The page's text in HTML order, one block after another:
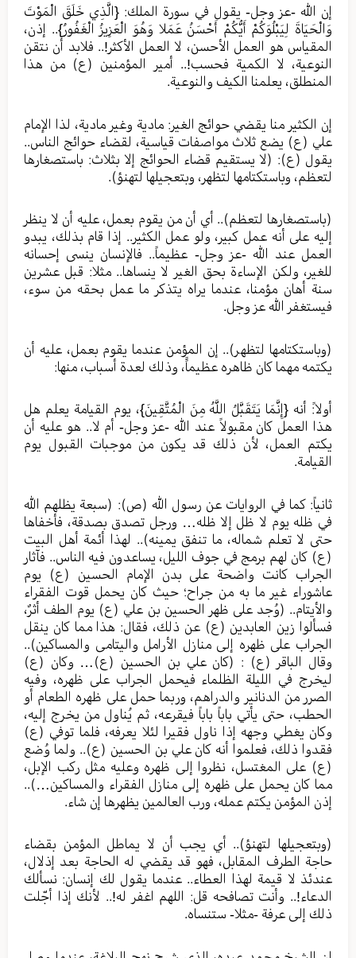
إن الله -عز وجل- يقول في سورة الملك: {الَّذِي خَلَقَ الْمَوْتَ
وَالْحَيَاةَ لِيَبْلُوَكُمْ أَيُّكُمْ أَحْسَنُ عَمَلا وَهُوَ الْعَزِيزُ الْغَفُورُ}.. إذن،
المقياس هو العمل الأحسن، لا العمل الأكثر!.. فلابد أن نتقن
النوعية، لا الكمية فحسب!.. أمير المؤمنين (ع) من هذا
المنطلق، يعلمنا الكيف والنوعية.
إن الكثير منا يقضي حوائج الغير: مادية وغير مادية، لذا الإمام
علي (ع) يضع ثلاث مواصفات قياسية، لقضاء حوائج الناس..
يقول (ع): (لا يستقيم قضاء الحوائج إلا بثلاث: باستصغارها
لتعظم، وباستكتامها لتظهر، وبتعجيلها لتهنؤ).
(باستصغارها لتعظم).. أي أن من يقوم بعمل، عليه أن لا ينظر
إليه على أنه عمل كبير، ولو عمل الكثير.. إذا قام بذلك، يبدو
العمل عند الله -عز وجل- عظيماً.. فالإنسان ينسى إحسانه
للغير، ولكن الإساءة بحق الغير لا ينساها.. مثلا: قبل عشرين
سنة أهان مؤمنا، عندما يراه يتذكر ما عمل بحقه من سوء،
فيستغفر الله عز وجل.
(وباستكتامها لتظهر).. إن المؤمن عندما يقوم بعمل، عليه أن
يكتمه مهما كان ظاهره عظيماًً، وذلك لعدة أسباب، منها:
أولا:ً أنه {إِنَّمَا يَتَقَبَّلُ اللَّهُ مِنَ الْمُتَّقِينَ}، يوم القيامة يعلم هل
هذا العمل كان مقبولاً عند الله -عز وجل- أم لا.. هو عليه أن
يكتم العمل، لأن ذلك قد يكون من موجبات القبول يوم
القيامة.
ثانياً: كما في الروايات عن رسول الله (ص): (سبعة يظلهم الله
في ظله يوم لا ظل إلا ظله… ورجل تصدق بصدقة، فأخفاها
حتى لا تعلم شماله، ما تنفق يمينه).. لهذا أئمة أهل البيت
(ع) كان لهم برمج في جوف الليل، يساعدون فيه الناس.. فآثار
الجراب كانت واضحة على بدن الإمام الحسين (ع) يوم
عاشوراء غير ما به من جراح؛ حيث كان يحمل قوت الفقراء
والأيتام.. (وُجد على ظهر الحسين بن علي (ع) يوم الطف أثرٌ،
فسألوا زين العابدين (ع) عن ذلك، فقال: هذا مما كان ينقل
الجراب على ظهره إلى منازل الأرامل واليتامى والمساكين)..
وقال الباقر (ع) : (كان علي بن الحسين (ع)… وكان (ع)
ليخرج في الليلة الظلماء فيحمل الجراب على ظهره، وفيه
الصرر من الدنانير والدراهم، وربما حمل على ظهره الطعام أو
الحطب، حتى يأتي باباً باباً فيقرعه، ثم يُناول من يخرج إليه،
وكان يغطي وجهه إذا ناول فقيرا لئلا يعرفه، فلما توفي (ع)
فقدوا ذلك، فعلموا أنه كان علي بن الحسين (ع).. ولما وُضع
(ع) على المغتسل، نظروا إلى ظهره وعليه مثل ركب الإبل،
مما كان يحمل على ظهره إلى منازل الفقراء والمساكين…)..
إذن المؤمن يكتم عمله، ورب العالمين يظهرها إن شاء.
(وبتعجيلها لتهنؤ).. أي يجب أن لا يماطل المؤمن بقضاء
حاجة الطرف المقابل، فهو قد يقضي له الحاجة بعد إذلال،
عندئذ لا قيمة لهذا العطاء.. عندما يقول لك إنسان: نسألك
الدعاء!.. وأنت تصافحه قل: اللهم اغفر له!.. لأنك إذا أجّلت
ذلك إلى عرفة -مثلا- ستنساه.